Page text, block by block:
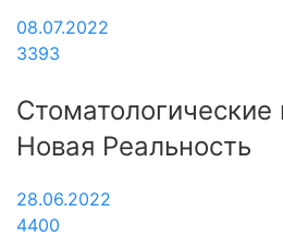
08.07.2022
3393
Новая Реальность
28.06.2022
4400